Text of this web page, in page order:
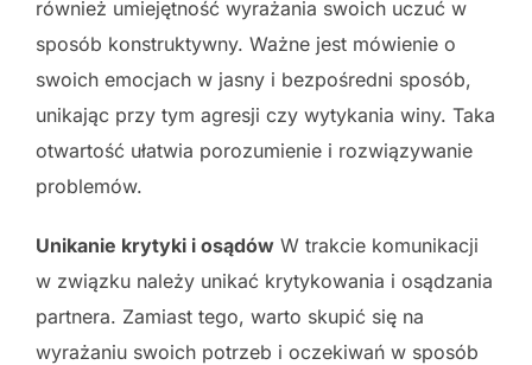
również umiejętność wyrażania swoich uczuć w
sposób konstruktywny. Ważne jest mówienie o
swoich emocjach w jasny i bezpośredni sposób,
unikając przy tym agresji czy wytykania winy. Taka
otwartość ułatwia porozumienie i rozwiązywanie
problemów.
Unikanie krytyki i osądów W trakcie komunikacji
w związku należy unikać krytykowania i osądzania
partnera. Zamiast tego, warto skupić się na
wyrażaniu swoich potrzeb i oczekiwań w sposób